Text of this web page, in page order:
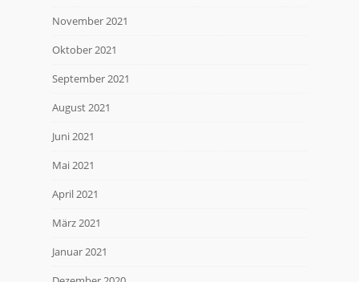
November 2021
Oktober 2021
September 2021
August 2021
Juni 2021
Mai 2021
April 2021
März 2021
Januar 2021